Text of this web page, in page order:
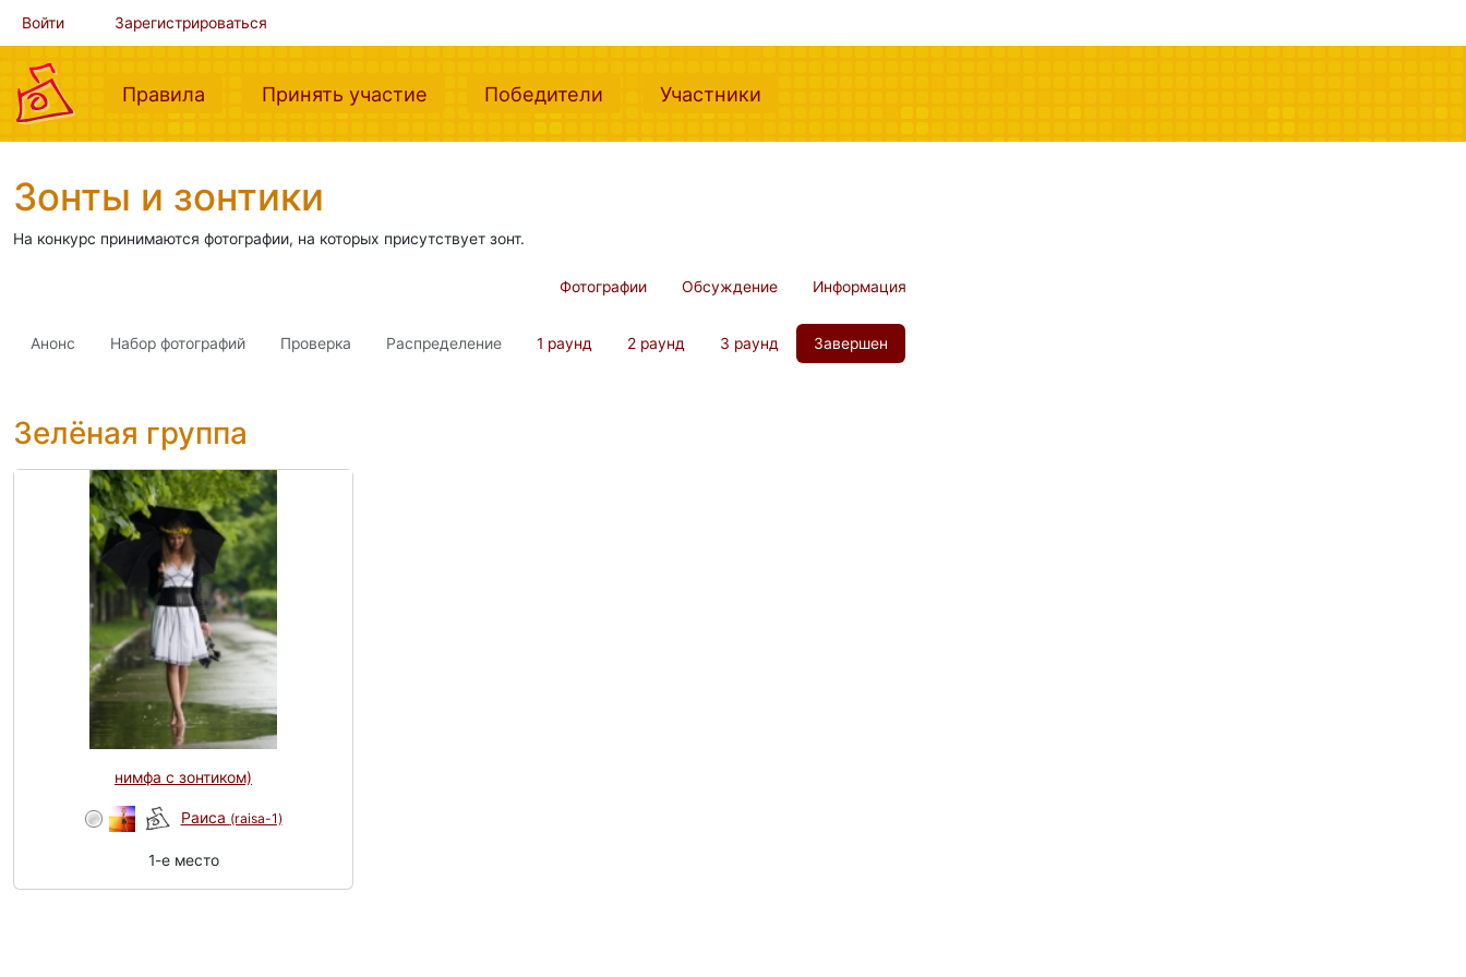
Войти Зарегистрироваться
Правила (current)Принять участие (current)Победители (current)Участники
Зонты и зонтики
На конкурс принимаются фотографии, на которых присутствует зонт.
Фотографии Обсуждение Информация
Анонс Набор фотографий Проверка Распределение 1 раунд 2 раунд 3 раунд Завершен
Зелёная группа
нимфа с зонтиком)
Раиса (raisa-1)
1-e место